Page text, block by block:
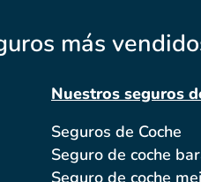
más
Nuestros seguros
Seguros de Coche
Seguro de coche
Seguro de coche